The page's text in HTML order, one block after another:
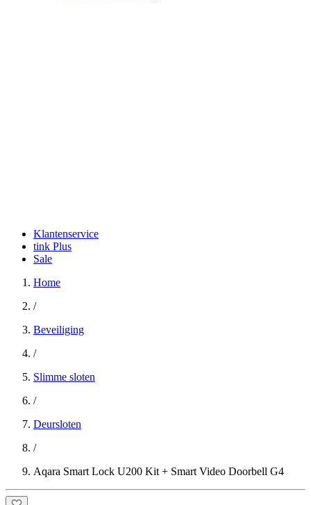
Klantenservice
tink Plus
Sale
Home
/
Beveiliging
/
Slimme sloten
/
Deursloten
/
Aqara Smart Lock U200 Kit + Smart Video Doorbell G4